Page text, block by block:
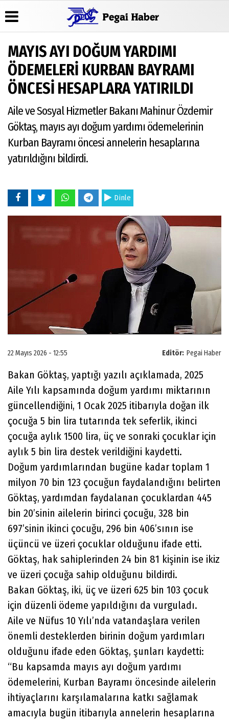
Üye Paneli
Haber Arşivi
Gazete
Günün
Haberleri
Hava
Durumu
Gazete
Manşetleri
Anketler
Biyografiler
Köşe
Yazarları
Video Galeri
Gizlilik
İlkeleri
MAYIS AYI DOĞUM YARDIMI
ÖDEMELERİ KURBAN BAYRAMI
ÖNCESİ HESAPLARA YATIRILDI
Aile ve Sosyal Hizmetler Bakanı Mahinur Özdemir
Göktaş, mayıs ayı doğum yardımı ödemelerinin
Kurban Bayramı öncesi annelerin hesaplarına
yatırıldığını bildirdi.
Dinle
Editör: Pegai Haber
22 Mayıs 2026 - 12:55
Bakan Göktaş, yaptığı yazılı açıklamada, 2025
Aile Yılı kapsamında doğum yardımı miktarının
güncellendiğini, 1 Ocak 2025 itibarıyla doğan ilk
çocuğa 5 bin lira tutarında tek seferlik, ikinci
çocuğa aylık 1500 lira, üç ve sonraki çocuklar için
aylık 5 bin lira destek verildiğini kaydetti.
Doğum yardımlarından bugüne kadar toplam 1
milyon 70 bin 123 çocuğun faydalandığını belirten
Göktaş, yardımdan faydalanan çocuklardan 445
bin 20’sinin ailelerin birinci çocuğu, 328 bin
697’sinin ikinci çocuğu, 296 bin 406’sının ise
üçüncü ve üzeri çocuklar olduğunu ifade etti.
Göktaş, hak sahiplerinden 24 bin 81 kişinin ise ikiz
ve üzeri çocuğa sahip olduğunu bildirdi.
Bakan Göktaş, iki, üç ve üzeri 625 bin 103 çocuk
için düzenli ödeme yapıldığını da vurguladı.
Aile ve Nüfus 10 Yılı’nda vatandaşlara verilen
önemli desteklerden birinin doğum yardımları
olduğunu ifade eden Göktaş, şunları kaydetti:
“Bu kapsamda mayıs ayı doğum yardımı
ödemelerini, Kurban Bayramı öncesinde ailelerin
ihtiyaçlarını karşılamalarına katkı sağlamak
amacıyla bugün itibarıyla annelerin hesaplarına